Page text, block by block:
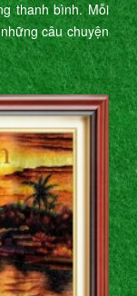
thanh bình. Mỗi
câu chuyện